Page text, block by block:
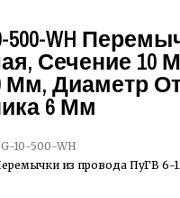
500-WH
Сечение 10
Мм, Диаметр
6 Мм
10-500-WH
из провода ПуГВ 6-